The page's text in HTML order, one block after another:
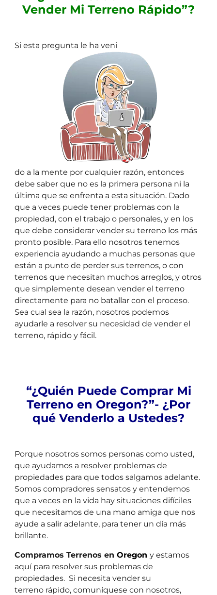
Vender Mi Terreno Rápido”?
Si esta pregunta le ha veni
do a la mente por cualquier razón, entonces
debe saber que no es la primera persona ni la
última que se enfrenta a esta situación. Dado
que a veces puede tener problemas con la
propiedad, con el trabajo o personales, y en los
que debe considerar vender su terreno los más
pronto posible. Para ello nosotros tenemos
experiencia ayudando a muchas personas que
están a punto de perder sus terrenos, o con
terrenos que necesitan muchos arreglos, y otros
que simplemente desean vender el terreno
directamente para no batallar con el proceso.
Sea cual sea la razón, nosotros podemos
ayudarle a resolver su necesidad de vender el
terreno, rápido y fácil.
“¿Quién Puede Comprar Mi
Terreno en Oregon?”- ¿Por
qué Venderlo a Ustedes?
Porque nosotros somos personas como usted,
que ayudamos a resolver problemas de
propiedades para que todos salgamos adelante.
Somos compradores sensatos y entendemos
que a veces en la vida hay situaciones difíciles
que necesitamos de una mano amiga que nos
ayude a salir adelante, para tener un día más
brillante.
Compramos Terrenos en Oregon y estamos
aquí para resolver sus problemas de
propiedades. Si necesita vender su
terreno rápido, comuníquese con nosotros,